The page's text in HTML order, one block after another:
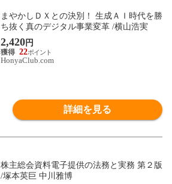
まやかしＤＸとの決別！ 生成ＡＩ時代を勝
ち抜く真のデジタル事業変革 /横山浩実
2,420円
22
HonyaClub.com
詳細を見る
株主総会資料電子提供の法務と実務 第２版
/塚本英巨 中川雅博